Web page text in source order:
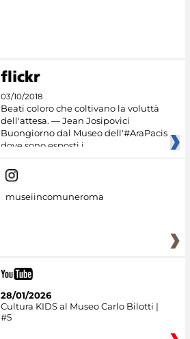
03/10/2018
Beati coloro che coltivano la voluttà
dell'attesa. — Jean Josipovici
Buongiorno dal Museo dell'#AraPacis
dove sono esposti i
museiincomuneroma
28/01/2026
Cultura KIDS al Museo Carlo Bilotti |
#5